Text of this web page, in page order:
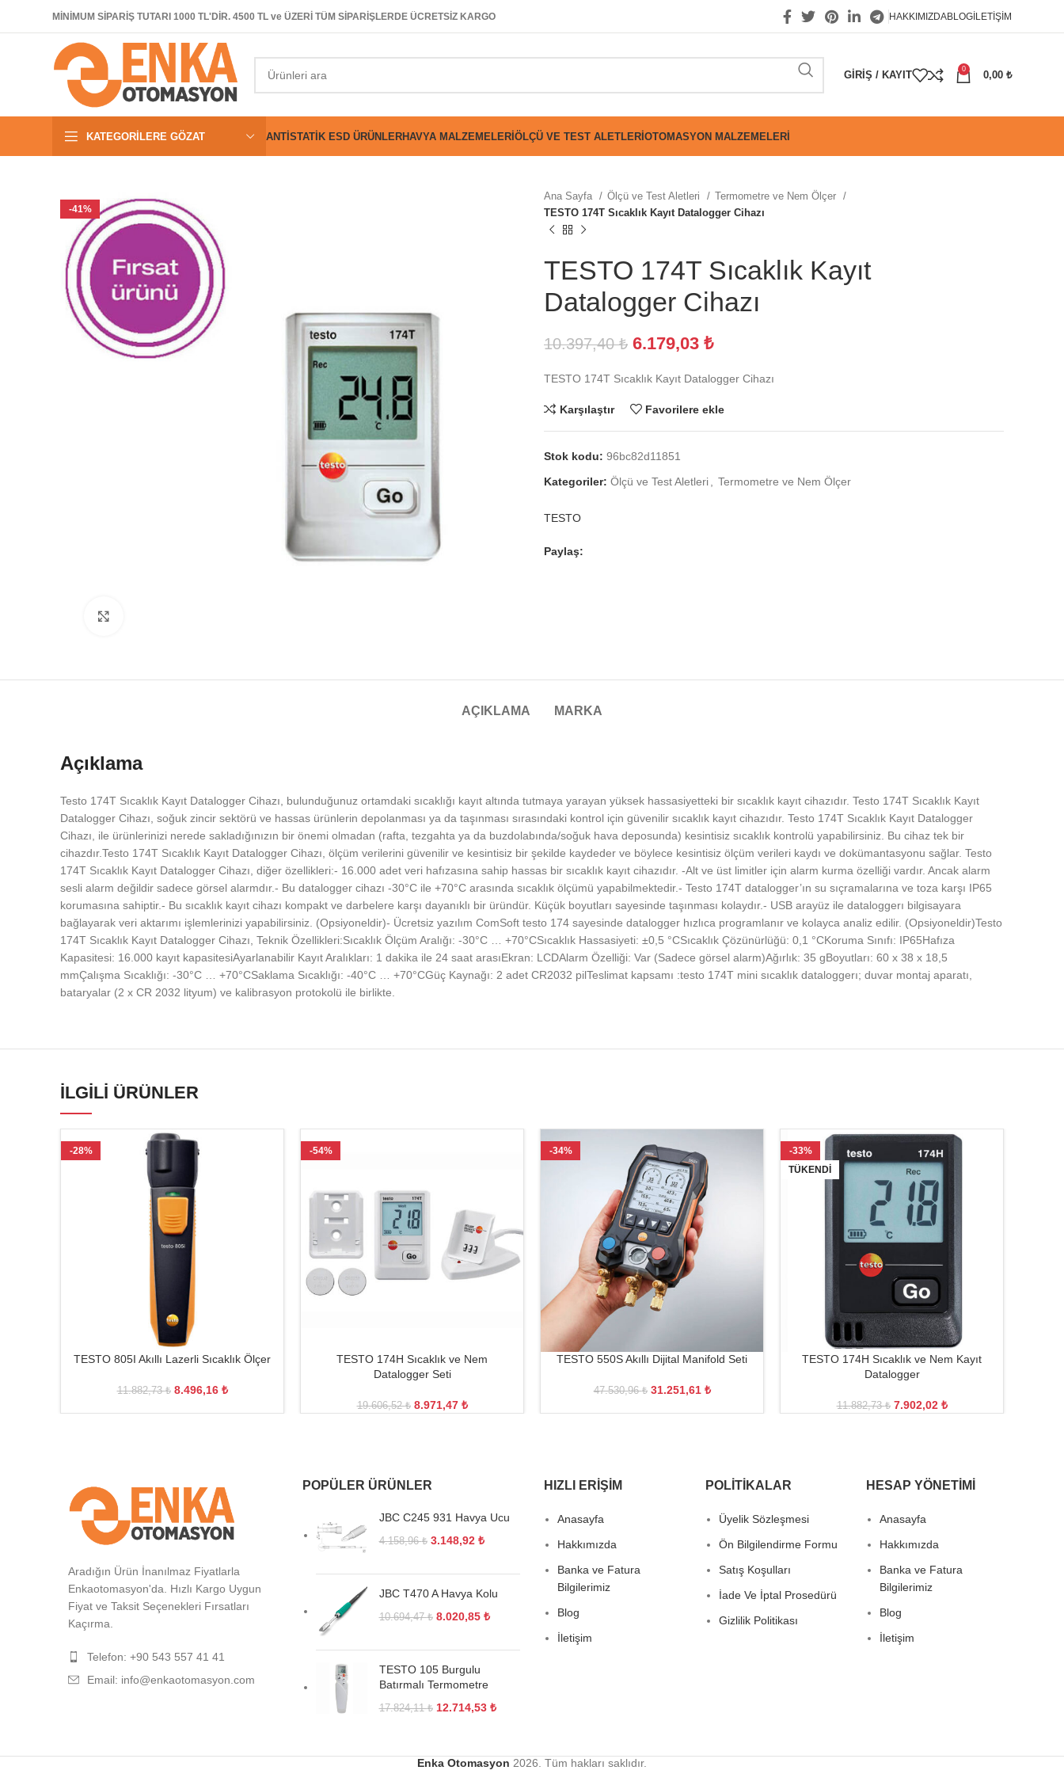
MİNİMUM SİPARİŞ TUTARI 1000 TL'DİR. 4500 TL ve ÜZERİ TÜM SİPARİŞLERDE ÜCRETSİZ KARGO HAKKIMIZDABLOGİLETIŞIM
GIRIŞ / KAYIT
0
0,00 ₺
KATEGORILERE GÖZAT ANTISTATIK ESD ÜRÜNLERHAVYA MALZEMELERIÖLÇÜ VE TEST ALETLERIOTOMASYON MALZEMELERI
-41%
Ana Sayfa Ölçü ve Test Aletleri
Termometre ve Nem Ölçer
TESTO 174T Sıcaklık Kayıt Datalogger Cihazı
TESTO 174T Sıcaklık Kayıt
Datalogger Cihazı
10.397,40₺ 6.179,03 ₺
TESTO 174T Sıcaklık Kayıt Datalogger Cihazı
Karşılaştır Favorilere ekle
Stok kodu: 96bc82d11851
Kategoriler: Ölçü ve Test Aletleri Termometre ve Nem Ölçer
TESTO
Paylaş:
AÇIKLAMA MARKA
Açıklama
Testo 174T Sıcaklık Kayıt Datalogger Cihazı, bulunduğunuz ortamdaki sıcaklığı kayıt altında tutmaya yarayan yüksek hassasiyetteki bir sıcaklık kayıt cihazıdır. Testo 174T Sıcaklık Kayıt
Datalogger Cihazı, soğuk zincir sektörü ve hassas ürünlerin depolanması ya da taşınması sırasındaki kontrol için güvenilir sıcaklık kayıt cihazıdır. Testo 174T Sıcaklık Kayıt Datalogger
Cihazı, ile ürünlerinizi nerede sakladığınızın bir önemi olmadan (rafta, tezgahta ya da buzdolabında/soğuk hava deposunda) kesintisiz sıcaklık kontrolü yapabilirsiniz. Bu cihaz tek bir
cihazdır.Testo 174T Sıcaklık Kayıt Datalogger Cihazı, ölçüm verilerini güvenilir ve kesintisiz bir şekilde kaydeder ve böylece kesintisiz ölçüm verileri kaydı ve dokümantasyonu sağlar. Testo
174T Sıcaklık Kayıt Datalogger Cihazı, diğer özellikleri:- 16.000 adet veri hafızasına sahip hassas bir sıcaklık kayıt cihazıdır. -Alt ve üst limitler için alarm kurma özelliği vardır. Ancak alarm
sesli alarm değildir sadece görsel alarmdır.- Bu datalogger cihazı -30°C ile +70°C arasında sıcaklık ölçümü yapabilmektedir.- Testo 174T datalogger’ın su sıçramalarına ve toza karşı IP65
korumasına sahiptir.- Bu sıcaklık kayıt cihazı kompakt ve darbelere karşı dayanıklı bir üründür. Küçük boyutları sayesinde taşınması kolaydır.- USB arayüz ile dataloggerı bilgisayara
bağlayarak veri aktarımı işlemlerinizi yapabilirsiniz. (Opsiyoneldir)- Ücretsiz yazılım ComSoft testo 174 sayesinde datalogger hızlıca programlanır ve kolayca analiz edilir. (Opsiyoneldir)Testo
174T Sıcaklık Kayıt Datalogger Cihazı, Teknik Özellikleri:Sıcaklık Ölçüm Aralığı: -30°C … +70°CSıcaklık Hassasiyeti: ±0,5 °CSıcaklık Çözünürlüğü: 0,1 °CKoruma Sınıfı: IP65Hafıza
Kapasitesi: 16.000 kayıt kapasitesiAyarlanabilir Kayıt Aralıkları: 1 dakika ile 24 saat arasıEkran: LCDAlarm Özelliği: Var (Sadece görsel alarm)Ağırlık: 35 gBoyutları: 60 x 38 x 18,5
mmÇalışma Sıcaklığı: -30°C … +70°CSaklama Sıcaklığı: -40°C … +70°CGüç Kaynağı: 2 adet CR2032 pilTeslimat kapsamı :testo 174T mini sıcaklık dataloggerı; duvar montaj aparatı,
bataryalar (2 x CR 2032 lityum) ve kalibrasyon protokolü ile birlikte.
İLGILI ÜRÜNLER
-28%
TESTO 805I Akıllı Lazerli Sıcaklık Ölçer
11.882,73₺ 8.496,16 ₺
-54%
TESTO 174H Sıcaklık ve Nem
Datalogger Seti
19.606,52₺ 8.971,47 ₺
-34%
TESTO 550S Akıllı Dijital Manifold Seti
47.530,96₺ 31.251,61 ₺
-33%
TÜKENDI
TESTO 174H Sıcaklık ve Nem Kayıt
Datalogger
11.882,73₺ 7.902,02 ₺
Aradığın Ürün İnanılmaz Fiyatlarla
Enkaotomasyon'da. Hızlı Kargo Uygun
Fiyat ve Taksit Seçenekleri Fırsatları
Kaçırma.
Telefon: +90 543 557 41 41
Email: info@enkaotomasyon.com
POPÜLER ÜRÜNLER
JBC C245 931 Havya Ucu
4.158,96₺ 3.148,92 ₺
JBC T470 A Havya Kolu
10.694,47₺ 8.020,85 ₺
TESTO 105 Burgulu
Batırmalı Termometre
17.824,11₺ 12.714,53 ₺
HIZLI ERIŞIM
Anasayfa
Hakkımızda
Banka ve Fatura
Bilgilerimiz
Blog
İletişim
POLITIKALAR
Üyelik Sözleşmesi
Ön Bilgilendirme Formu
Satış Koşulları
İade Ve İptal Prosedürü
Gizlilik Politikası
HESAP YÖNETIMI
Anasayfa
Hakkımızda
Banka ve Fatura
Bilgilerimiz
Blog
İletişim
Enka Otomasyon 2026. Tüm hakları saklıdır.